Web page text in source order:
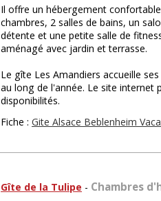
Il offre un hébergement
chambres, 2 salles de bains, un
détente et une petite salle de
aménagé avec jardin et terrasse.
Le gîte Les Amandiers accueille
au long de l'année. Le site internet
disponibilités.
Fiche : Gite Alsace Beblenheim
Gîte de la Tulipe - Chambres